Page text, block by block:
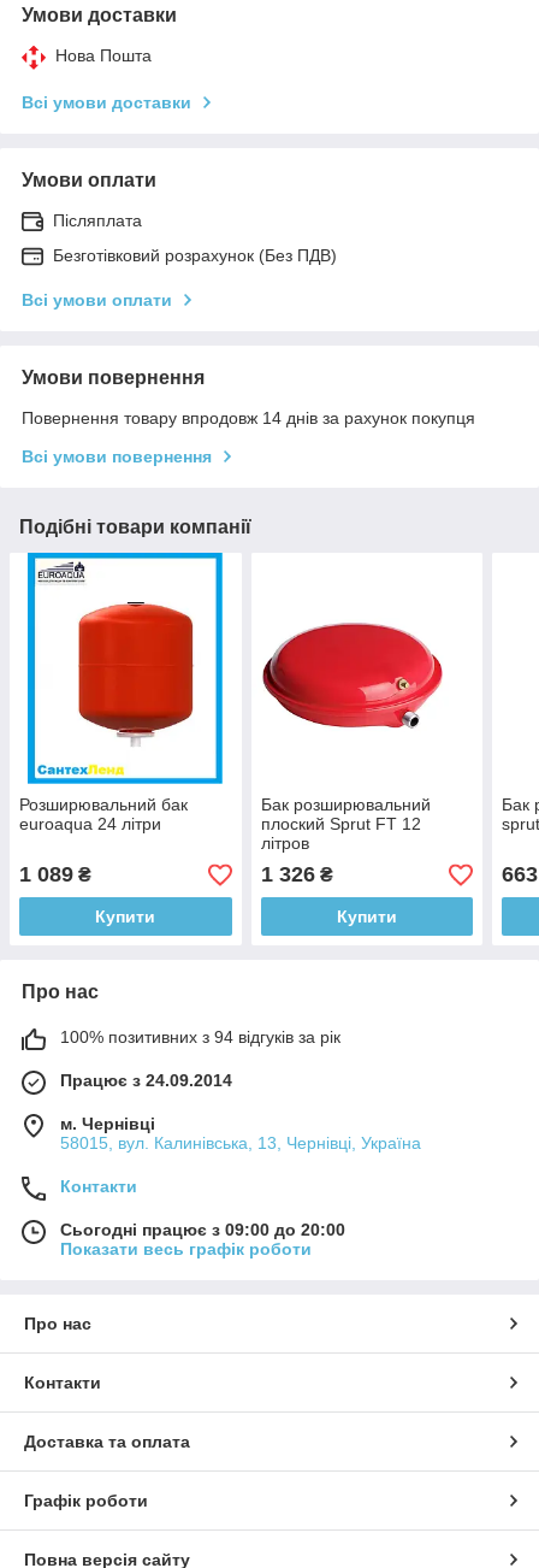
Умови доставки
Нова Пошта
Всі умови доставки
Умови оплати
Післяплата
Безготівковий розрахунок (Без ПДВ)
Всі умови оплати
Умови повернення
Повернення товару впродовж 14 днів за рахунок покупця
Всі умови повернення
Подібні товари компанії
Розширювальний бак
euroaqua 24 літри
1 089 ₴
Купити
Бак розширювальний
плоский Sprut FT 12
літров
1 326₴
Купити
Бак
663
Про нас
100% позитивних з 94 відгуків за рік
Працює з 24.09.2014
м. Чернівці
58015, вул. Калинівська, 13, Чернівці, Україна
Контакти
Сьогодні працює з 09:00 до 20:00
Показати весь графік роботи
Про нас
Контакти
Доставка та оплата
Графік роботи
Повна версія сайту